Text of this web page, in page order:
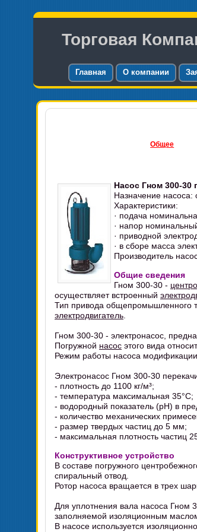
Торговая
Главная О компании
Общее
Насос Гном 300-30
Назначение насоса:
Характеристики:
· подача
· напор
· приводной
· в сборе масса
Производитель
Общие сведения
Гном 300-30 -
осуществляет встроенный
Тип привода общепромышленного
электродвигатель
Гном 300-30 - электронасос,
Погружной насос этого вида
Режим работы насоса
Электронасос Гном 300-30
- плотность до 1100 кг/м³;
- температура максимальная 35°C;
- водородный показатель (pH) в
- количество механических
- размер твердых частиц до 5 мм;
- максимальная плотность частиц
Конструктивное устройство
В составе погружного
спиральный отвод.
Ротор насоса вращается в трех
Для уплотнения вала насоса Гном
заполняемой изоляционным
В насосе используется